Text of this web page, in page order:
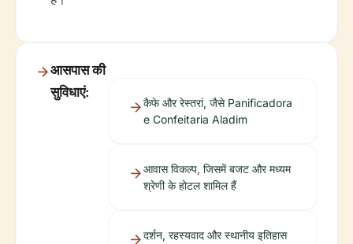
आसपास की
सुविधाएं:
कैफे और रेस्तरां, जैसे Panificadora
e Confeitaria Aladim
आवास विकल्प, जिसमें बजट और मध्यम
श्रेणी के होटल शामिल हैं
दर्शन, रहस्यवाद और स्थानीय इतिहास